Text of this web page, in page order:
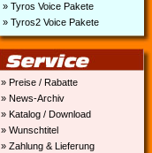
» Tyros Voice Pakete
» Tyros2 Voice Pakete
» Preise / Rabatte
» News-Archiv
» Katalog / Download
» Wunschtitel
» Zahlung & Lieferung